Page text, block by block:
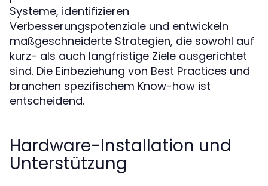
Systeme, identifizieren
Verbesserungspotenziale und entwickeln
maßgeschneiderte Strategien, die sowohl auf
kurz- als auch langfristige Ziele ausgerichtet
sind. Die Einbeziehung von Best Practices und
branchen spezifischem Know-how ist
entscheidend.
Hardware-Installation und
Unterstützung